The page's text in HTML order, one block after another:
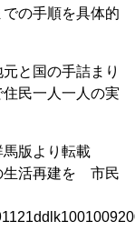
の手順を具体的
と国の手詰まり
民一人一人の実
版より転載
生活再建を 市民